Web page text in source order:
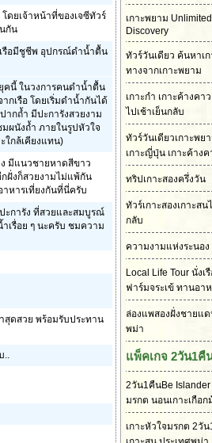
โดยเจ้าหน้าที่ของเจซีทัวร์
กัน
เรือมีชูชีพ อุปกรณ์ดำน้ำตื้น
ยุคนี้ ในวงการคนดำน้ำตื้น
กเรือ โดยเริ่มดำน้ำกันได้
ากถ้ำ มีปะการังสวยงาม
มผนังถ้ำ ภายในรูปหัวใจ
ใกล้เคียงแทน)
ง มีแนวชายหาดสีขาว
ฝั่งก็สวยงามไม่แพ้กัน
หารเที่ยงกันที่นี่ครับ
ะการัง ที่สวยและสมบูรณ์
เรื่อย ๆ นะครับ ชมความ
สุดสวย พร้อมรับประทาน
เกาะพยาม
Discovery
ทัวร์วันเดียว ค้นหาเ
ทางจากเกาะพยาม
เกาะกำ เกาะค้างคา
ไปเช้าเย็นกลับ
ทัวร์วันเดียวเกาะพย
เกาะญี่ปุ่น เกาะค้างค
ทริปเกาะสองครึ่งวัน
ทัวร์เกาะสองเกาะสน
กลับ
ความงามแห่งระนอง
Local Life Tour นั่งเ
ฟาร์มจระเข้ ทานอาห
ล่องแพสองฝั่งชายแด
พม่า
แพ็คเกจ 2วัน1คื
2วัน1คืนBe Islander
มรกต นอนเกาะเกือก
เกาะหัวใจมรกต 2วั